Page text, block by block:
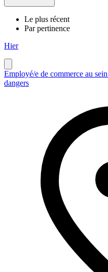
Le plus récent
Par pertinence
Hier
Employé/e de commerce au
dangers